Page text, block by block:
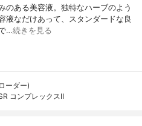
のある美容液。独特なハーブのよう
液なだけあって、スタンダードな良
…続きを見る
ーダー)
コンプレックスⅡ